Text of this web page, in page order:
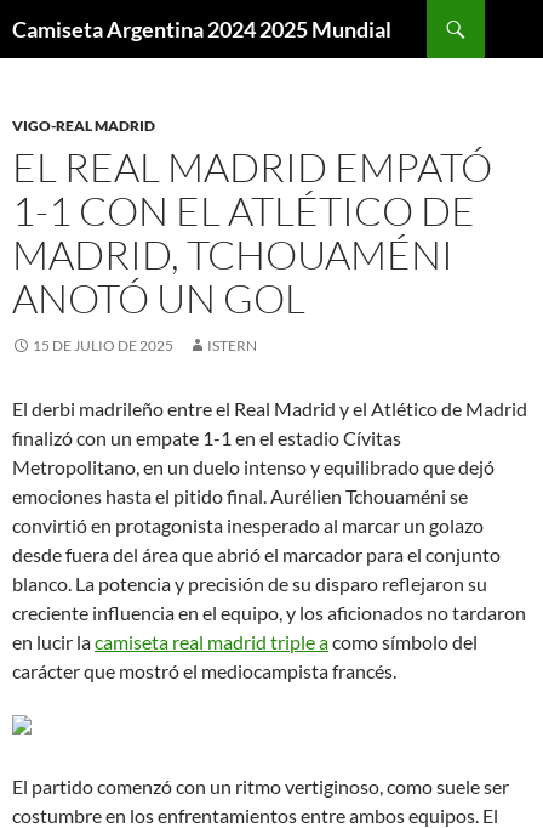
Camiseta Argentina 2024 2025 Mundial
VIGO-REAL MADRID
EL REAL MADRID EMPATÓ
1-1 CON EL ATLÉTICO DE
MADRID, TCHOUAMÉNI
ANOTÓ UN GOL
15 DE JULIO DE 2025 ISTERN
El derbi madrileño entre el Real Madrid y el Atlético de Madrid
finalizó con un empate 1-1 en el estadio Cívitas
Metropolitano, en un duelo intenso y equilibrado que dejó
emociones hasta el pitido final. Aurélien Tchouaméni se
convirtió en protagonista inesperado al marcar un golazo
desde fuera del área que abrió el marcador para el conjunto
blanco. La potencia y precisión de su disparo reflejaron su
creciente influencia en el equipo, y los aficionados no tardaron
en lucir lacamiseta real madrid triple acomo símbolo del
carácter que mostró el mediocampista francés.
El partido comenzó con un ritmo vertiginoso, como suele ser
costumbre en los enfrentamientos entre ambos equipos. El